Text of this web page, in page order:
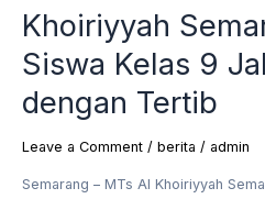
Khoiriyyah
Siswa Kelas 9
dengan Tertib
Leave a Comment / berita / admin
Semarang – MTs Al Khoiriyyah